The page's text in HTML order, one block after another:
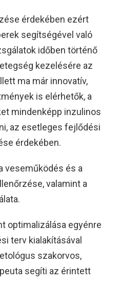
érdekében ezért
segítségével való
időben történő
kezelésére az
ma már innovatív,
is elérhetők, a
mindenképp inzulinos
az esetleges fejlődési
érdekében.
veseműködés és a
valamint a
optimalizálása egyénre
terv kialakításával
szakorvos,
segíti az érintett